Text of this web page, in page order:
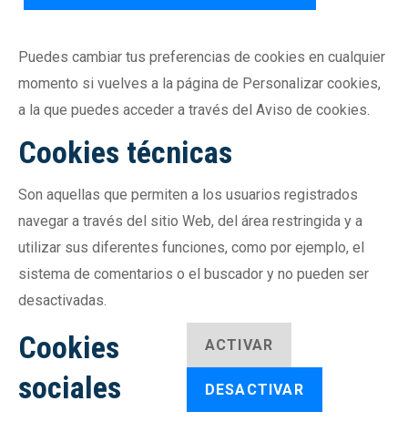
Puedes cambiar tus preferencias de cookies en cualquier
momento si vuelves a la página de Personalizar cookies,
a la que puedes acceder a través del Aviso de cookies.
Cookies técnicas
Son aquellas que permiten a los usuarios registrados
navegar a través del sitio Web, del área restringida y a
utilizar sus diferentes funciones, como por ejemplo, el
sistema de comentarios o el buscador y no pueden ser
desactivadas.
Cookies
sociales
ACTIVAR
DESACTIVAR